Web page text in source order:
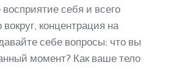
восприятие себя и всего
концентрация на
себе вопросы: что вы
момент? Как ваше тело